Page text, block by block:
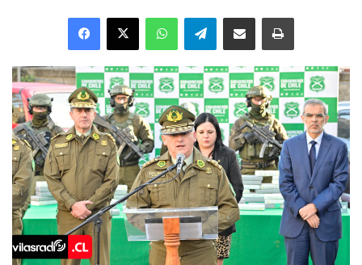
Facebook
X WhatsAppTelegramEnviar vía email Imprimir